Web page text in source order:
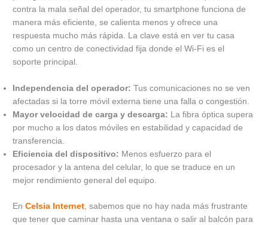
contra la mala señal del operador, tu smartphone funciona de
manera más eficiente, se calienta menos y ofrece una
respuesta mucho más rápida. La clave está en ver tu casa
como un centro de conectividad fija donde el Wi-Fi es el
soporte principal.
Independencia del operador: Tus comunicaciones no se ven
afectadas si la torre móvil externa tiene una falla o congestión.
Mayor velocidad de carga y descarga: La fibra óptica supera
por mucho a los datos móviles en estabilidad y capacidad de
transferencia.
Eficiencia del dispositivo: Menos esfuerzo para el
procesador y la antena del celular, lo que se traduce en un
mejor rendimiento general del equipo.
EnCelsia Internet , sabemos que no hay nada más frustrante
que tener que caminar hasta una ventana o salir al balcón para